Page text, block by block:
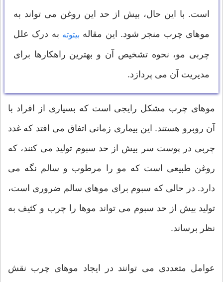
است. با این حال، بیش از حد این روغن می تواند به
موهای چرب منجر شود. این مقاله بیتوته به درک علل
چربی مو، نحوه تشخیص آن و بهترین راهکارها برای
مدیریت آن می پردازد.
موهای چرب مشکل رایجی است که بسیاری از افراد با
آن روبرو هستند. این بیماری زمانی اتفاق می افتد که غدد
چربی در پوست سر بیش از حد سبوم تولید می کنند، که
روغن طبیعی است که مو را مرطوب و سالم نگه می
دارد. در حالی که سبوم برای موهای سالم ضروری است،
تولید بیش از حد سبوم می تواند موها را چرب و کثیف به
نظر برساند.
عوامل متعددی می توانند در ایجاد موهای چرب نقش